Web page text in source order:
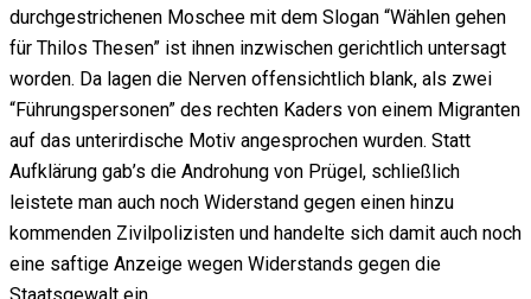
durchgestrichenen Moschee mit dem Slogan “Wählen gehen
für Thilos Thesen” ist ihnen inzwischen gerichtlich untersagt
worden. Da lagen die Nerven offensichtlich blank, als zwei
“Führungspersonen” des rechten Kaders von einem Migranten
auf das unterirdische Motiv angesprochen wurden. Statt
Aufklärung gab’s die Androhung von Prügel, schließlich
leistete man auch noch Widerstand gegen einen hinzu
kommenden Zivilpolizisten und handelte sich damit auch noch
eine saftige Anzeige wegen Widerstands gegen die